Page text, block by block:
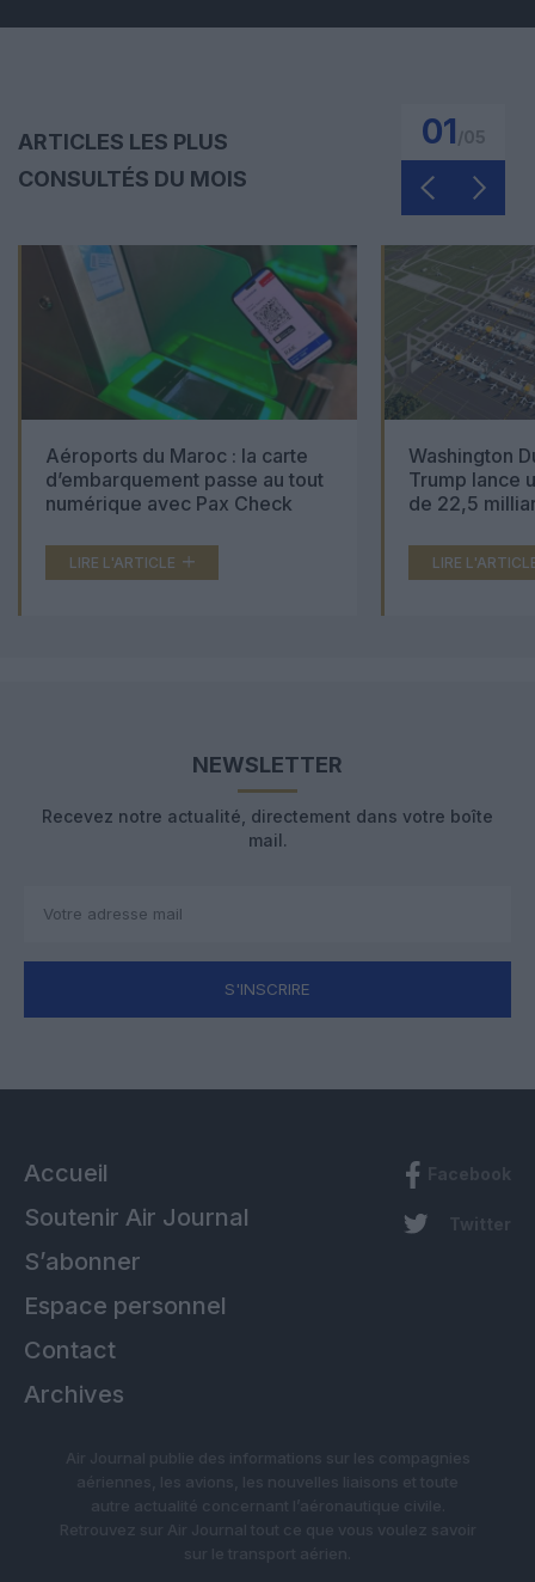
ARTICLES LES PLUS
CONSULTÉS DU MOIS
01
Aéroports du Maroc : la carte
d’embarquement passe au tout
numérique avec Pax Check
LIRE L'ARTICLE
Washington
Trump lance
de 22,5
LIRE
NEWSLETTER
Recevez notre actualité, directement dans votre boîte
mail.
S'INSCRIRE
Accueil
Soutenir Air Journal
S’abonner
Espace personnel
Contact
Archives